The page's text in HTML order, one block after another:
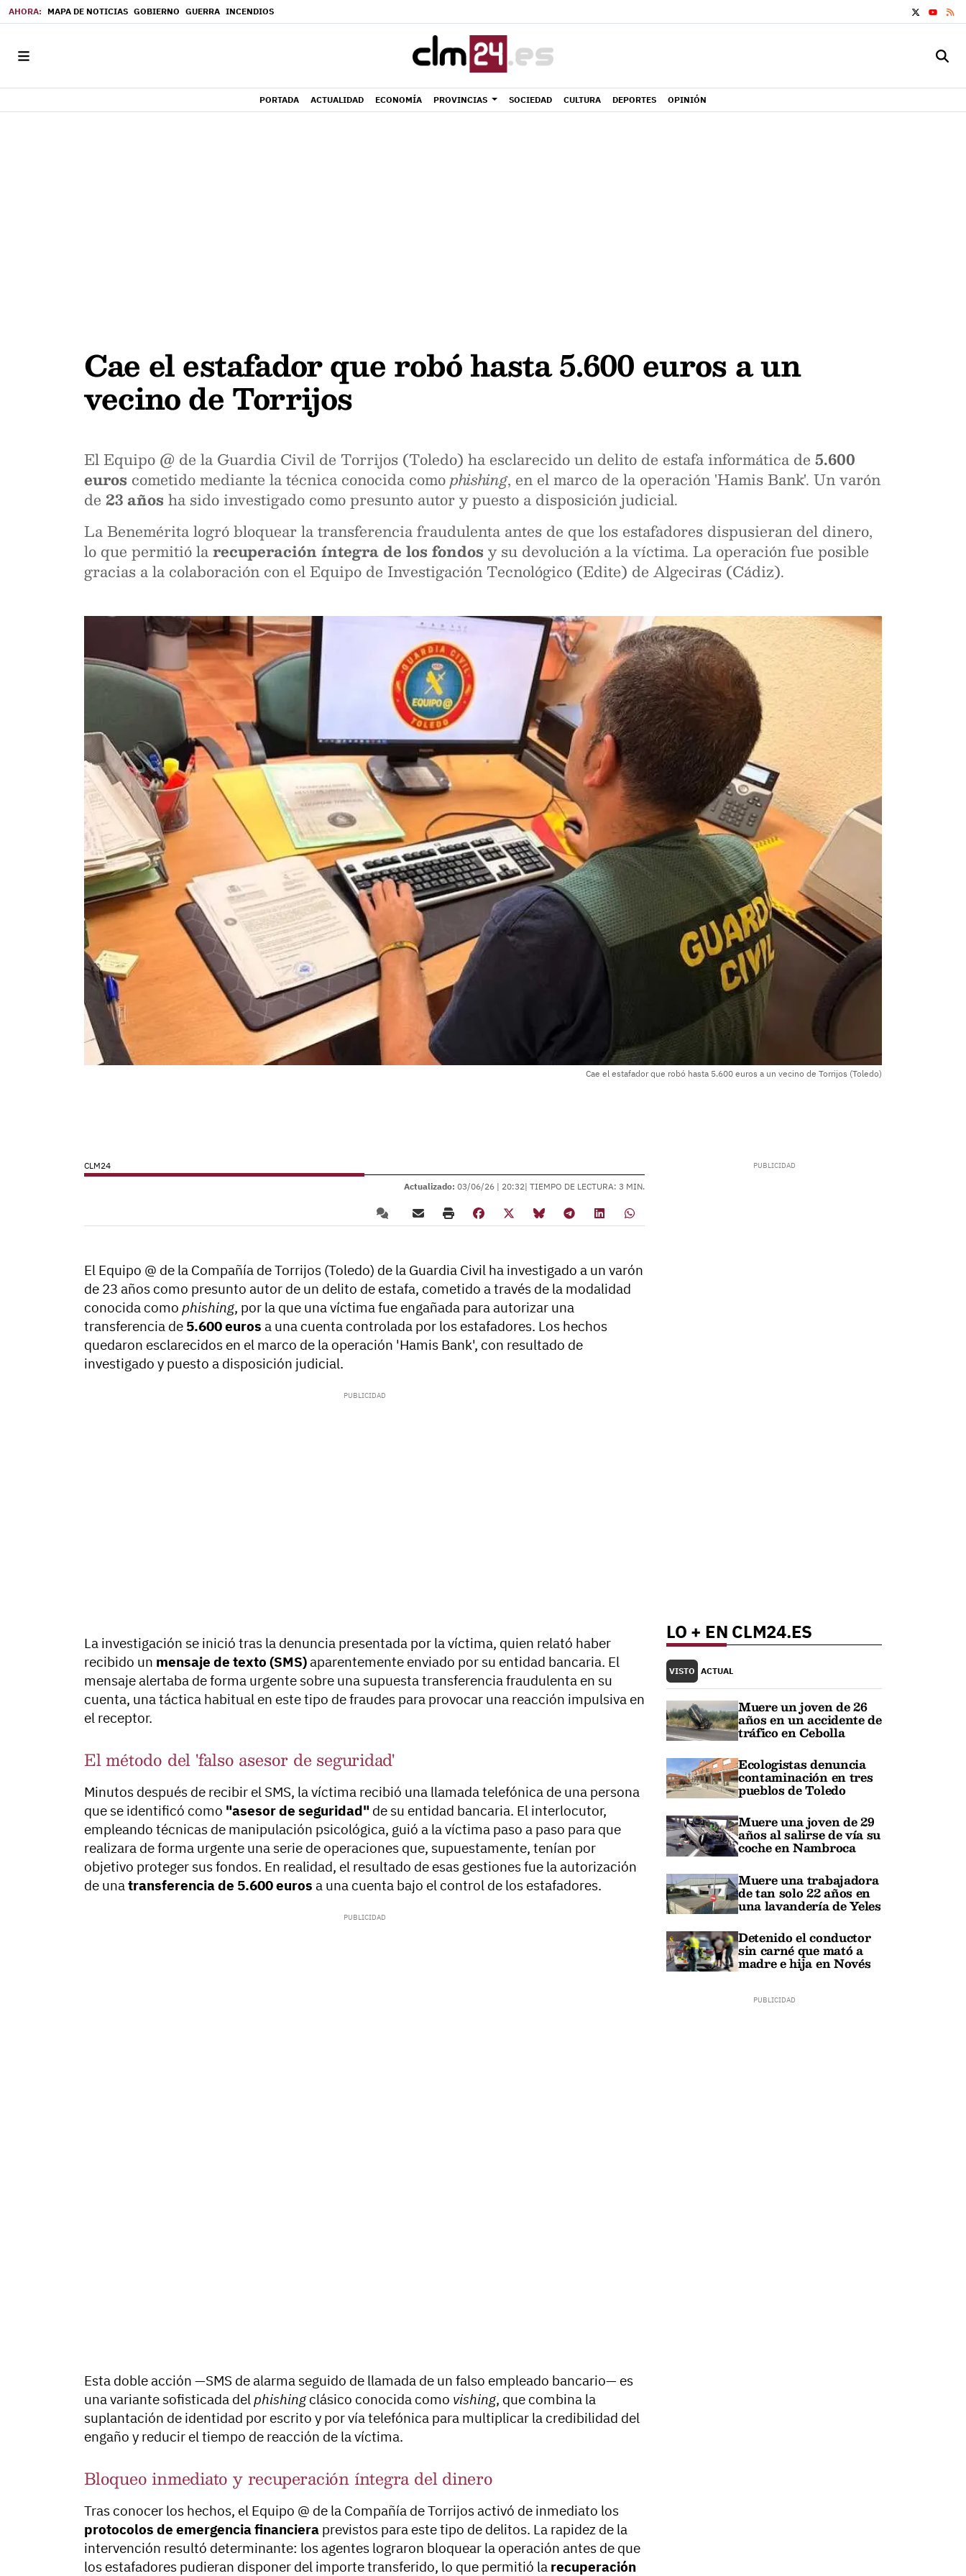
MAPA DE NOTICIAS GOBIERNO GUERRA INCENDIOS
YOUTUBE
PORTADA ACTUALIDAD ECONOMÍA PROVINCIAS SOCIEDAD CULTURA DEPORTES OPINIÓN
Cae el estafador que robó hasta 5.600 euros a un
vecino de Torrijos
El Equipo @ de la Guardia Civil de Torrijos (Toledo) ha esclarecido un delito de estafa informática de 5.600
euros cometido mediante la técnica conocida comophishing, en el marco de la operación 'Hamis Bank'. Un varón
de 23 años ha sido investigado como presunto autor y puesto a disposición judicial.
La Benemérita logró bloquear la transferencia fraudulenta antes de que los estafadores dispusieran del dinero,
lo que permitió larecuperación íntegra de los fondos y su devolución a la víctima. La operación fue posible
gracias a la colaboración con el Equipo de Investigación Tecnológico (Edite) de Algeciras (Cádiz).
Cae el estafador que robó hasta 5.600 euros a un vecino de Torrijos (Toledo)
CLM24
Actualizado: 03/06/26 | 20:32| TIEMPO DE LECTURA: 3 MIN.
El Equipo @ de la Compañía de Torrijos (Toledo) de la Guardia Civil ha investigado a un varón
de 23 años como presunto autor de un delito de estafa, cometido a través de la modalidad
conocida como phishing, por la que una víctima fue engañada para autorizar una
transferencia de 5.600 euros a una cuenta controlada por los estafadores. Los hechos
quedaron esclarecidos en el marco de la operación 'Hamis Bank', con resultado de
investigado y puesto a disposición judicial.
La investigación se inició tras la denuncia presentada por la víctima, quien relató haber
recibido un mensaje de texto (SMS)aparentemente enviado por su entidad bancaria. El
mensaje alertaba de forma urgente sobre una supuesta transferencia fraudulenta en su
cuenta, una táctica habitual en este tipo de fraudes para provocar una reacción impulsiva en
el receptor.
El método del 'falso asesor de seguridad'
Minutos después de recibir el SMS, la víctima recibió una llamada telefónica de una persona
que se identificó como "asesor de seguridad" de su entidad bancaria. El interlocutor,
empleando técnicas de manipulación psicológica, guió a la víctima paso a paso para que
realizara de forma urgente una serie de operaciones que, supuestamente, tenían por
objetivo proteger sus fondos. En realidad, el resultado de esas gestiones fue la autorización
de unatransferencia de 5.600 euros a una cuenta bajo el control de los estafadores.
Esta doble acción —SMS de alarma seguido de llamada de un falso empleado bancario— es
una variante sofisticada delphishingclásico conocida como vishing, que combina la
suplantación de identidad por escrito y por vía telefónica para multiplicar la credibilidad del
engaño y reducir el tiempo de reacción de la víctima.
Bloqueo inmediato y recuperación íntegra del dinero
Tras conocer los hechos, el Equipo @ de la Compañía de Torrijos activó de inmediato los
protocolos de emergencia financiera previstos para este tipo de delitos. La rapidez de la
intervención resultó determinante: los agentes lograron bloquear la operación antes de que
los estafadores pudieran disponer del importe transferido, lo que permitió la recuperación
LO + EN CLM24.ES
VISTO ACTUAL
Muere un joven de 26
años en un accidente de
tráfico en Cebolla
Ecologistas denuncia
contaminación en tres
pueblos de Toledo
Muere una joven de 29
años al salirse de vía su
coche en Nambroca
Muere una trabajadora
de tan solo 22 años en
una lavandería de Yeles
Detenido el conductor
sin carné que mató a
madre e hija en Novés